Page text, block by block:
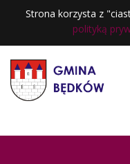
Strona korzysta z
polityką